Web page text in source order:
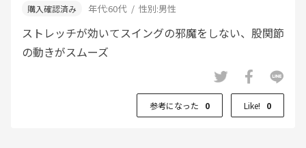
年代:60代 性別:男性
ストレッチが効いてスイングの邪魔をしない、股関節
の動きがスムーズ
参考になった 0 Like! 0